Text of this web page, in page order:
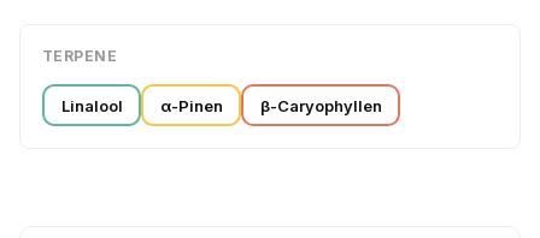
TERPENE
Linalool α-Pinen β-Caryophyllen